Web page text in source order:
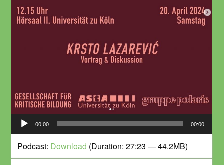
Audio-
Player
00:00 00:00
Podcast: Download (Duration: 27:23 — 44.2MB)